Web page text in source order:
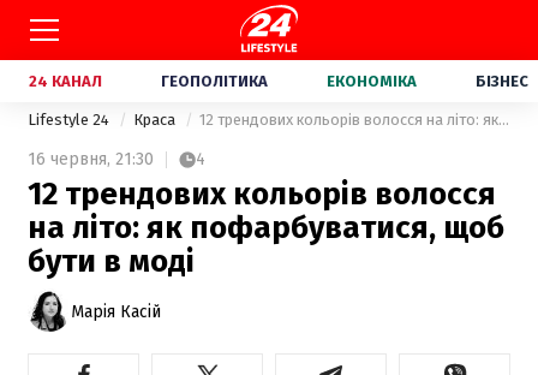
24 КАНАЛ ГЕОПОЛІТИКА ЕКОНОМІКА БІЗНЕС
Lifestyle 24 Краса 12 трендових кольорів волосся на літо: як пофарбуватися, щоб бути в моді
16 червня, 21:30 4
12 трендових кольорів волосся
на літо: як пофарбуватися, щоб
бути в моді
Марія Касій